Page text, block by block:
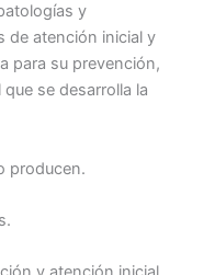
y
de atención inicial y
para su prevención,
se desarrolla la
producen.